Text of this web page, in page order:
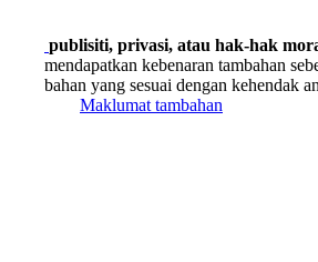
publisiti, privasi, atau hak-hak
mendapatkan kebenaran tambahan
bahan yang sesuai dengan kehendak
Maklumat tambahan